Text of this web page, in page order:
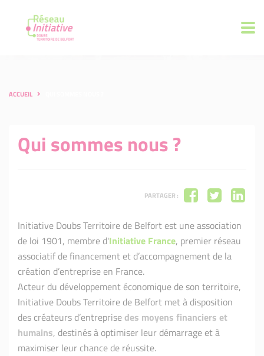
ACCUEIL
Qui sommes nous ?
PARTAGER :
Initiative Doubs Territoire de Belfort est une association
de loi 1901, membre d'Initiative France, premier réseau
associatif de financement et d’accompagnement de la
création d’entreprise en France.
Acteur du développement économique de son territoire,
Initiative Doubs Territoire de Belfort met à disposition
des créateurs d’entreprise des moyens financiers et
humains, destinés à optimiser leur démarrage et à
maximiser leur chance de réussite.